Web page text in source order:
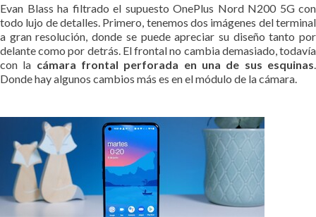
Evan Blass ha filtrado el supuesto OnePlus Nord N200 5G con
todo lujo de detalles. Primero, tenemos dos imágenes del terminal
a gran resolución, donde se puede apreciar su diseño tanto por
delante como por detrás. El frontal no cambia demasiado, todavía
con la cámara frontal perforada en una de sus esquinas.
Donde hay algunos cambios más es en el módulo de la cámara.